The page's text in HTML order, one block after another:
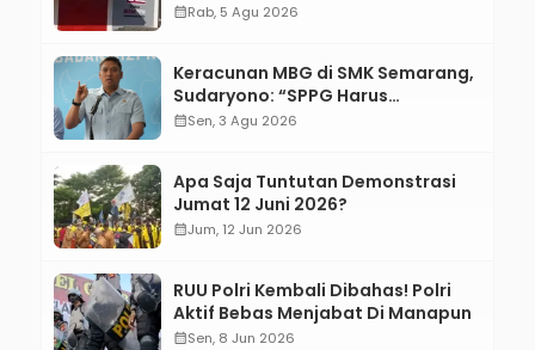
calendar_monthRab, 5 Agu 2026
Keracunan MBG di SMK Semarang,
Sudaryono: “SPPG Harus
Bertanggung Jawab!”
calendar_monthSen, 3 Agu 2026
Apa Saja Tuntutan Demonstrasi
Jumat 12 Juni 2026?
calendar_monthJum, 12 Jun 2026
RUU Polri Kembali Dibahas! Polri
Aktif Bebas Menjabat Di Manapun
calendar_monthSen, 8 Jun 2026